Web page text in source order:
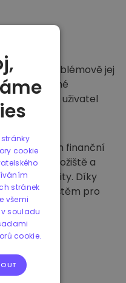
, bezproblémově jej
a bezpečné
Každý uživatel
a jejich finanční
offline úložiště a
audity. Díky
útočištěm pro
cookie
stránek
všemi
souladu
cookie.